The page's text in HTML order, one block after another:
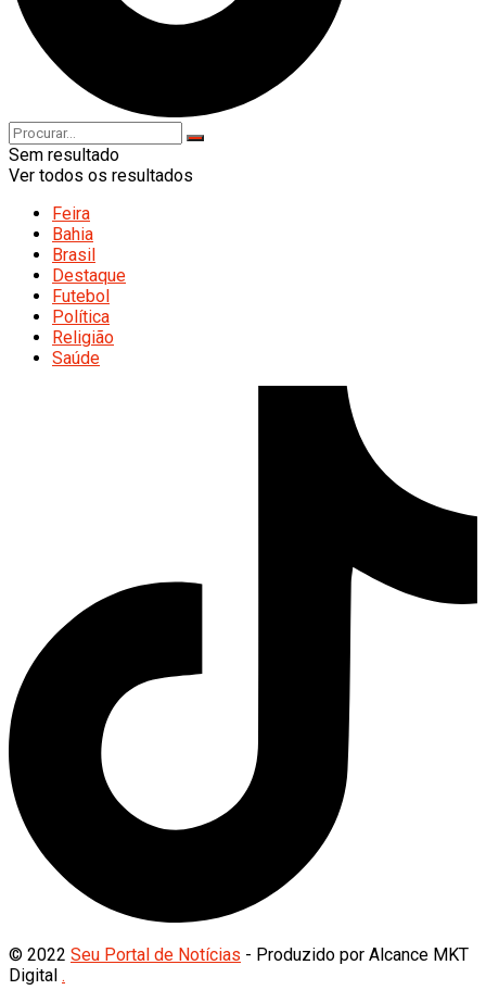
Sem resultado
Ver todos os resultados
Feira
Bahia
Brasil
Destaque
Futebol
Política
Religião
Saúde
© 2022 Seu Portal de Notícias - Produzido por Alcance MKT
Digital .